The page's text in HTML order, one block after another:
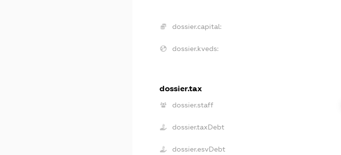
dossier.capital:
dossier.kveds:
dossier.tax
dossier.staff
dossier.taxDebt
dossier.esvDebt